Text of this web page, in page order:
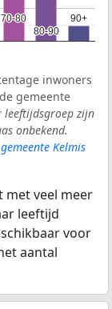
70-80
70-80
80-90
80-90
90+
90+
inwoners
gemeente
leeftijdsgroep zijn
onbekend.
gemeente Kelmis
met veel meer
leeftijd
voor
aantal